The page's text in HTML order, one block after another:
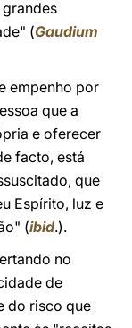
(Gaudium
empenho por
que a
e oferecer
facto, está
que
Espírito, luz e
(ibid.).
no
de
do risco que